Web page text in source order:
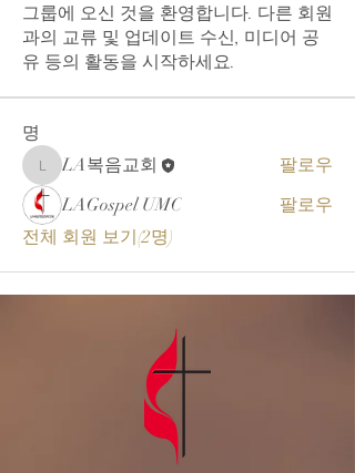
그룹에 오신 것을 환영합니다. 다른 회원
과의 교류 및 업데이트 수신, 미디어 공
유 등의 활동을 시작하세요.
명
LA복음교회
LA복음교회
팔로우
LAGospel UMC
팔로우
전체 회원 보기(2명)